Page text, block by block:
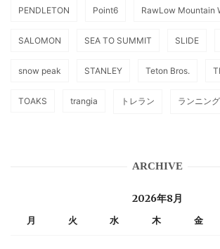
PENDLETON Point6 RawLow Mountain
SALOMON SEA TO SUMMIT SLIDE
snow peak STANLEY Teton Bros.
TOAKS trangia トレラン ランニング
ARCHIVE
2026年8月
月 火 水 木 金